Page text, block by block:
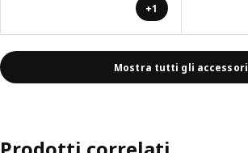
+1
Mostra tutti gli accessori